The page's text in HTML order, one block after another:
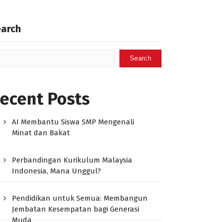
Search
Posts
AI Membantu Siswa SMP Mengenali
Minat dan Bakat
Perbandingan Kurikulum Malaysia
Indonesia, Mana Unggul?
Pendidikan untuk Semua: Membangun
Jembatan Kesempatan bagi Generasi
Muda